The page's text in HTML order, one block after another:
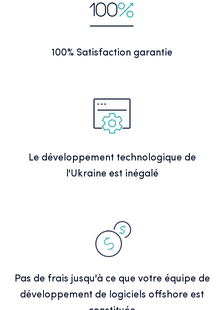
100% Satisfaction garantie
Le développement technologique de
l'Ukraine est inégalé
Pas de frais jusqu'à ce que votre équipe de
développement de logiciels offshore est